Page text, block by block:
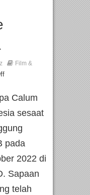
Film &
Calum
sesaat
pada
2022 di
Sapaan
telah